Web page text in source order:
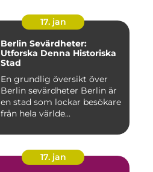
17. jan
Berlin Sevärdheter:
Utforska Denna Historiska
Stad
En grundlig översikt över
Berlin sevärdheter Berlin är
en stad som lockar besökare
från hela världe...
17. jan